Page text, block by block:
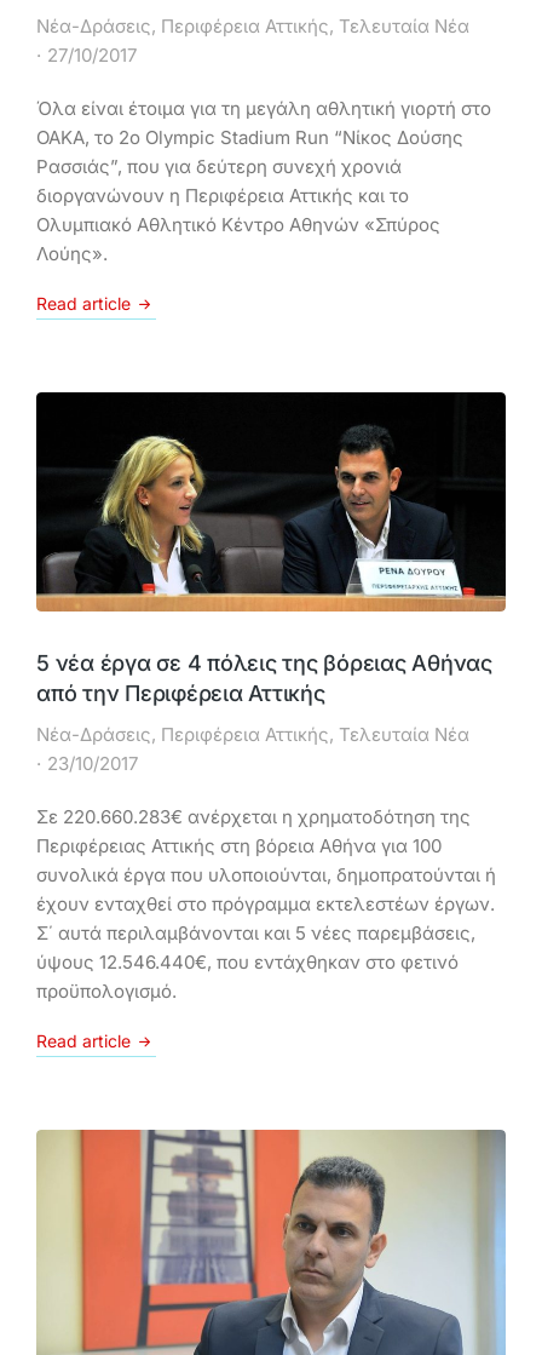
Νέα-Δράσεις, Περιφέρεια Αττικής, Τελευταία Νέα
27/10/2017
Όλα είναι έτοιμα για τη μεγάλη αθλητική γιορτή στο
ΟΑΚΑ, το 2o Olympic Stadium Run “Νίκος Δούσης
Ρασσιάς”, που για δεύτερη συνεχή χρονιά
διοργανώνουν η Περιφέρεια Αττικής και το
Ολυμπιακό Αθλητικό Κέντρο Αθηνών «Σπύρος
Λούης».
Read article
5 νέα έργα σε 4 πόλεις της βόρειας Αθήνας
από την Περιφέρεια Αττικής
Νέα-Δράσεις, Περιφέρεια Αττικής, Τελευταία Νέα
23/10/2017
Σε 220.660.283€ ανέρχεται η χρηματοδότηση της
Περιφέρειας Αττικής στη βόρεια Αθήνα για 100
συνολικά έργα που υλοποιούνται, δημοπρατούνται ή
έχουν ενταχθεί στο πρόγραμμα εκτελεστέων έργων.
Σ΄ αυτά περιλαμβάνονται και 5 νέες παρεμβάσεις,
ύψους 12.546.440€, που εντάχθηκαν στο φετινό
προϋπολογισμό.
Read article